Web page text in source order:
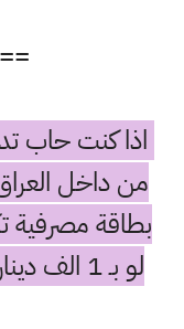
اذا كنت حاب
من داخل
بطاقة مصرفية
لو بـ 1